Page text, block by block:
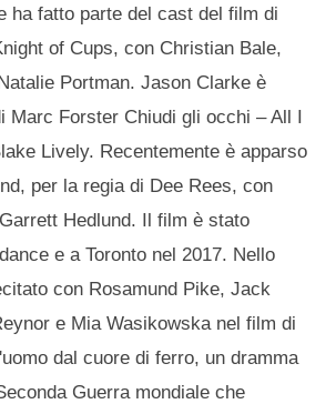
ha fatto parte del cast del film di
of Cups, con Christian Bale,
Portman. Jason Clarke è
Marc Forster Chiudi gli occhi – All I
Lively. Recentemente è apparso
per la regia di Dee Rees, con
Hedlund. Il film è stato
e a Toronto nel 2017. Nello
con Rosamund Pike, Jack
e Mia Wasikowska nel film di
dal cuore di ferro, un dramma
Guerra mondiale che